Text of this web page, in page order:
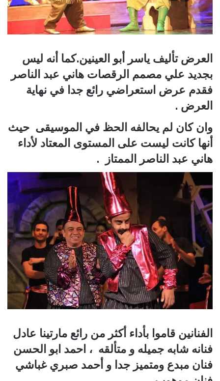
العرض تأليف ياسر أبو العينين.كما أنه ليس
بجديد علي مصمم الرقصات هاني عبد الناصر
فقدم عرض استعراضي رائع جدا في نهاية
العرض .
وان كان لم يحالفه الحظ في الموسيقى حيث
أنها كانت ليست على المستوى المعتاد لأداء
هاني عبد الناصر الممتاز .
الفنانين قاموا بأداء أكثر من رائع مارتينا عادل
فنانه شابه جميله و متألقه ، احمد ابو الحسن
فنان مبدع ومتميز جدا و أحمد صبري غباشي